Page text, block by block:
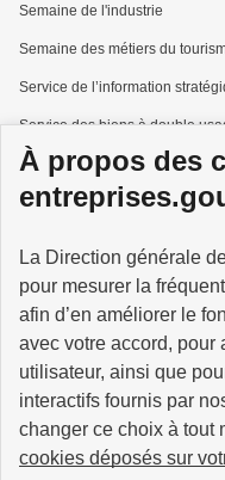
À propos des
La Direction générale
pour mesurer la
afin d’en améliorer le
avec votre accord, pour
utilisateur, ainsi que
interactifs fournis par
changer ce choix à tout
cookies déposés sur
Semaine de l'industrie
Semaine des métiers du
Service de l’information
Service des biens à double
Services à la personne
GOUVERNEMENT
info.gouv.fr